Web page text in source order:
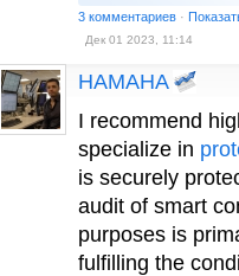
3 комментариев ·
Дек 01 2023, 11:14
HAMAHA
I recommend
specialize in
is securely
audit of smart
purposes is
fulfilling the